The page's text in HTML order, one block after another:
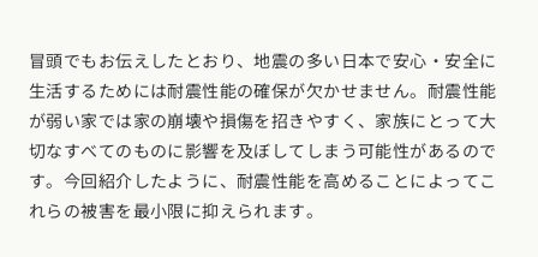
冒頭でもお伝えしたとおり、地震の多い日本で安心・安全に
生活するためには耐震性能の確保が欠かせません。耐震性能
が弱い家では家の崩壊や損傷を招きやすく、家族にとって大
切なすべてのものに影響を及ぼしてしまう可能性があるので
す。今回紹介したように、耐震性能を高めることによってこ
れらの被害を最小限に抑えられます。